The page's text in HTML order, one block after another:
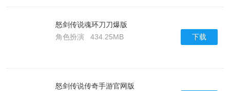
怒剑传说魂环刀刀爆版
角色扮演
434.25MB 下载
怒剑传说传奇手游官网版